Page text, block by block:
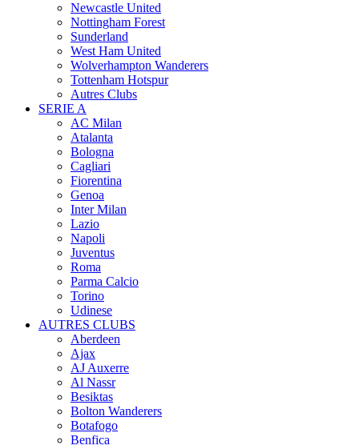
Newcastle United
Nottingham Forest
Sunderland
West Ham United
Wolverhampton Wanderers
Tottenham Hotspur
Autres Clubs
SERIE A
AC Milan
Atalanta
Bologna
Cagliari
Fiorentina
Genoa
Inter Milan
Lazio
Napoli
Juventus
Roma
Parma Calcio
Torino
Udinese
AUTRES CLUBS
Aberdeen
Ajax
AJ Auxerre
Al Nassr
Besiktas
Bolton Wanderers
Botafogo
Benfica